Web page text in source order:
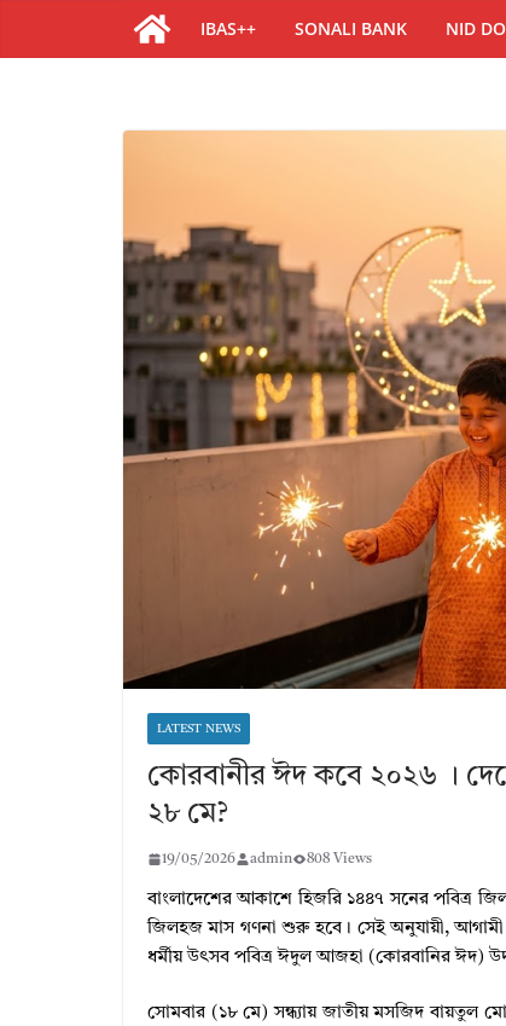
IBAS++ SONALI BANK NID
LATEST NEWS
কোরবানীর ঈদ কবে ২০২৬ ।
২৮ মে?
19/05/2026 admin 808 Views
বাংলাদেশের আকাশে হিজরি ১৪৪৭ সনের পবিত্র
জিলহজ মাস গণনা শুরু হবে। সেই অনুযায়ী,
ধর্মীয় উৎসব পবিত্র ঈদুল আজহা (কোরবানির ঈদ)
সোমবার (১৮ মে) সন্ধ্যায় জাতীয় মসজিদ বায়তুল